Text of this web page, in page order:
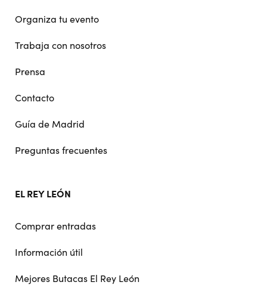
Organiza tu evento
Trabaja con nosotros
Prensa
Contacto
Guía de Madrid
Preguntas frecuentes
EL REY LEÓN
Comprar entradas
Información útil
Mejores Butacas El Rey León